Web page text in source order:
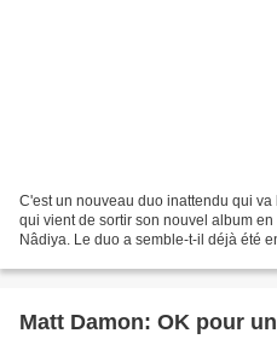
C'est un nouveau duo inattendu qui
qui vient de sortir son nouvel album
Nâdiya. Le duo a semble-t-il déjà été
Matt Damon: OK pour